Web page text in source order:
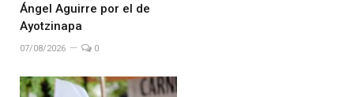
Ángel Aguirre por el de
Ayotzinapa
07/08/2026 0